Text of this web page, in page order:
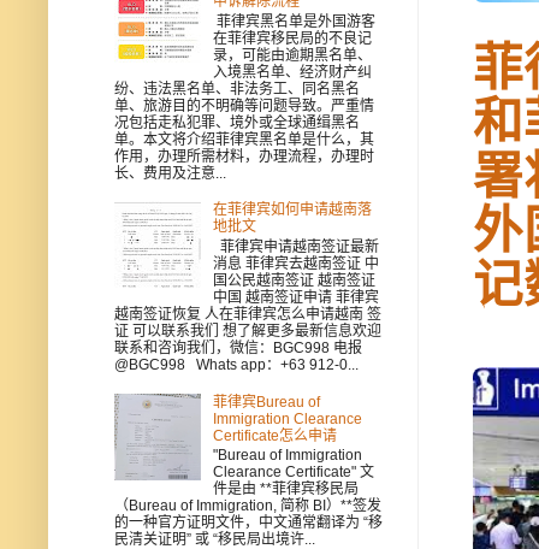
菲
和
署
外
记
菲律宾黑名单是外国游客
在菲律宾移民局的不良记
录，可能由逾期黑名单、
入境黑名单、经济财产纠
纷、违法黑名单、非法务工、同名黑名
单、旅游目的不明确等问题导致。严重情
况包括走私犯罪、境外或全球通缉黑名
单。本文将介绍菲律宾黑名单是什么，其
作用，办理所需材料，办理流程，办理时
长、费用及注意...
在菲律宾如何申请越南落
地批文
菲律宾申请越南签证最新
消息 菲律宾去越南签证 中
国公民越南签证 越南签证
中国 越南签证申请 菲律宾
越南签证恢复 人在菲律宾怎么申请越南 签
证 可以联系我们 想了解更多最新信息欢迎
联系和咨询我们，微信：BGC998 电报
@BGC998 Whats app：+63 912-0...
菲律宾Bureau of
Immigration Clearance
Certificate怎么申请
"Bureau of Immigration
Clearance Certificate" 文
件是由 **菲律宾移民局
（Bureau of Immigration, 简称 BI）**签发
的一种官方证明文件，中文通常翻译为 “移
民清关证明” 或 “移民局出境许...